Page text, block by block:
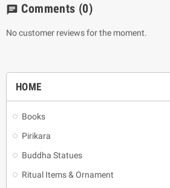
HOME
Books
Pirikara
Buddha Statues
Ritual Items & Ornament
chat Comments (0)
No customer reviews for the moment.